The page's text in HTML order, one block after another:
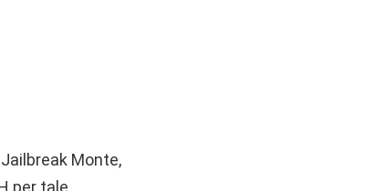
Monte,
per tale